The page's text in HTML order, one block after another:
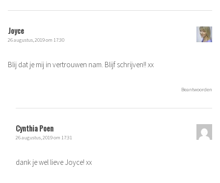
Joyce
26 augustus, 2019 om 17:30
Blij dat je mij in vertrouwen nam. Blijf schrijven!! xx
Beantwoorden
Cynthia Poen
26 augustus, 2019 om 17:31
dank je wel lieve Joyce! xx